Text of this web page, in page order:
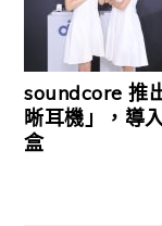
soundcore 推
晰耳機」，導
盒